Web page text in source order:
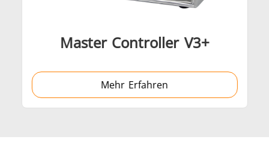
Master Controller V3+
Mehr Erfahren